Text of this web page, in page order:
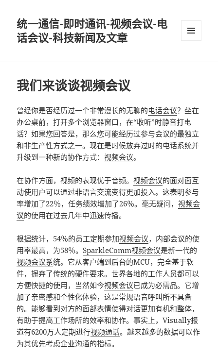
统一通信-即时通讯-视频会议-电
话会议-科技新闻及文章
我们来谈谈视频会议
曾经你是否经历过一个非常漫长的无聊的电话会议？坐在
办公桌前，打开多个浏览器窗口，在“收听”时静音打电
话？如果您回答是，那么您可能经历过参与会议的最独立
和非生产性方式之一。现在是时候放弃过时的电话系统并
升级到一种新的协作方式：视频会议。
在协作方面，视频的表现优于音频。视频会议的面对面互
动使用户可以通过非语言交流变得更加投入。这表明参与
率增加了22％，任务绩效增加了26％。毫无疑问，视频会
议的使用在过去几年中迅速传播。
根据统计，54％的员工定期参加视频会议，内部会议的使
用率最高，为58％。SparkleComm视频会议是新一代的
视频会议系统。它从客户端到后台的MCU，完全基于软
件，摒弃了传统的硬件要求。世界各地的工作人员都可以
方便快捷的使用，当然如今视频会议已成为必需品。它增
加了亲密感和个性化体验，这是常规语音呼叫所不具备
的。能够看到对方的面部表情使得对话更加有机和整体，
有助于提高工作场所的效率和协作。事实上，Visually报
道有6200万人定期进行视频通话。越来越多的数据可以作
为其优先考虑企业沟通的指标。